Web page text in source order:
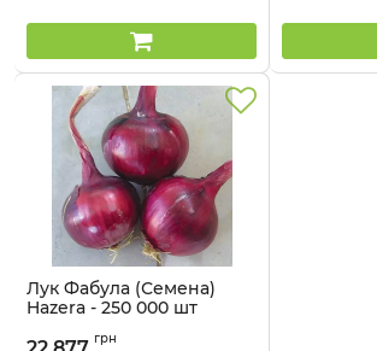
Лук Фабула (Семена)
Hazera - 250 000 шт
грн